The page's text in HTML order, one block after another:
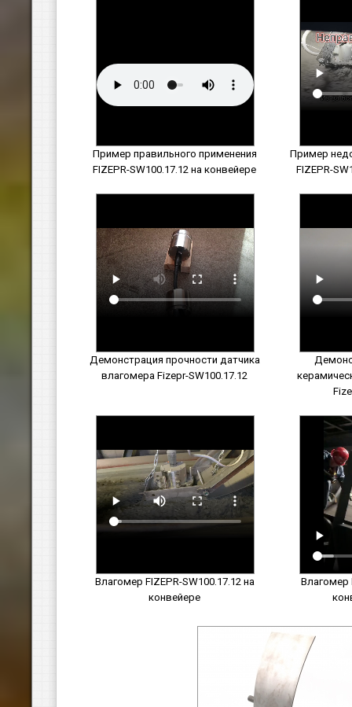
Пример правильного применения
FIZEPR-SW100.17.12 на конвейере
Пример
FIZEPR-
Демонстрация прочности датчика
влагомера Fizepr-SW100.17.12
Влагомер FIZEPR-SW100.17.12 на
конвейере
Влагомер